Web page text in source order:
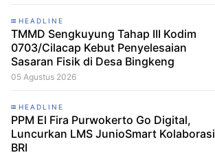
HEADLINE
TMMD Sengkuyung Tahap III Kodim
0703/Cilacap Kebut Penyelesaian
Sasaran Fisik di Desa Bingkeng
05 Agustus 2026
HEADLINE
PPM El Fira Purwokerto Go Digital,
Luncurkan LMS JunioSmart Kolaborasi
BRI